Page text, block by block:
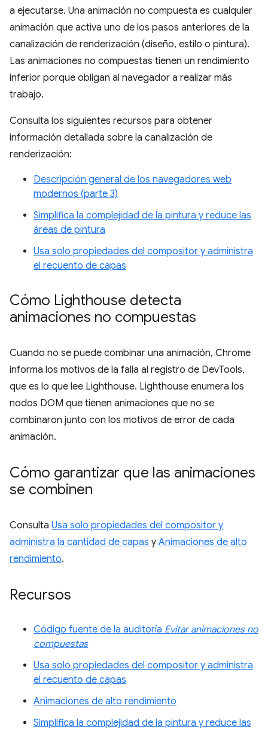
a ejecutarse. Una animación no compuesta es cualquier
animación que activa uno de los pasos anteriores de la
canalización de renderización (diseño, estilo o pintura).
Las animaciones no compuestas tienen un rendimiento
inferior porque obligan al navegador a realizar más
trabajo.
Consulta los siguientes recursos para obtener
información detallada sobre la canalización de
renderización:
Descripción general de los navegadores web
modernos (parte 3)
Simplifica la complejidad de la pintura y reduce las
áreas de pintura
Usa solo propiedades del compositor y administra
el recuento de capas
Cómo Lighthouse detecta
animaciones no compuestas
Cuando no se puede combinar una animación, Chrome
informa los motivos de la falla al registro de DevTools,
que es lo que lee Lighthouse. Lighthouse enumera los
nodos DOM que tienen animaciones que no se
combinaron junto con los motivos de error de cada
animación.
Cómo garantizar que las animaciones
se combinen
Consulta Usa solo propiedades del compositor y
administra la cantidad de capas y Animaciones de alto
rendimiento.
Recursos
Código fuente de la auditoría Evitar animaciones no
compuestas
Usa solo propiedades del compositor y administra
el recuento de capas
Animaciones de alto rendimiento
Simplifica la complejidad de la pintura y reduce las